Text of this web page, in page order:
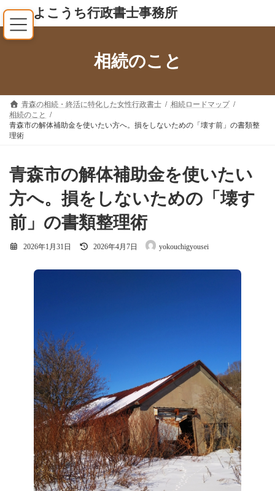
コ
テ
ッ
プ
ナ
ゲ
移
動
よこうち行政書士事務所
相続のこと
青森の相続・終活に特化した女性行政書士
相続ロードマップ
相続のこと
青森市の解体補助金を使いたい方へ。損をしないための「壊す前」の書類整
理術
青森市の解体補助金を使いたい
方へ。損をしないための「壊す
前」の書類整理術
2026年1月31日
最
2026年4月7日 yokouchigyousei